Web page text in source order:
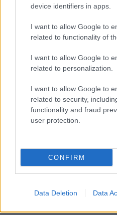
device identifiers in apps.
I want to allow Google to
related to functionality of
I want to allow Google to
related to personalization.
I want to allow Google to
related to security,
functionality and fraud
user protection.
CONFIRM
Data Deletion Data
nel tuo giardino
Beatrice Bonaventura · 6 Ago 2026
BENESSERE
Corsi gratuiti di benessere